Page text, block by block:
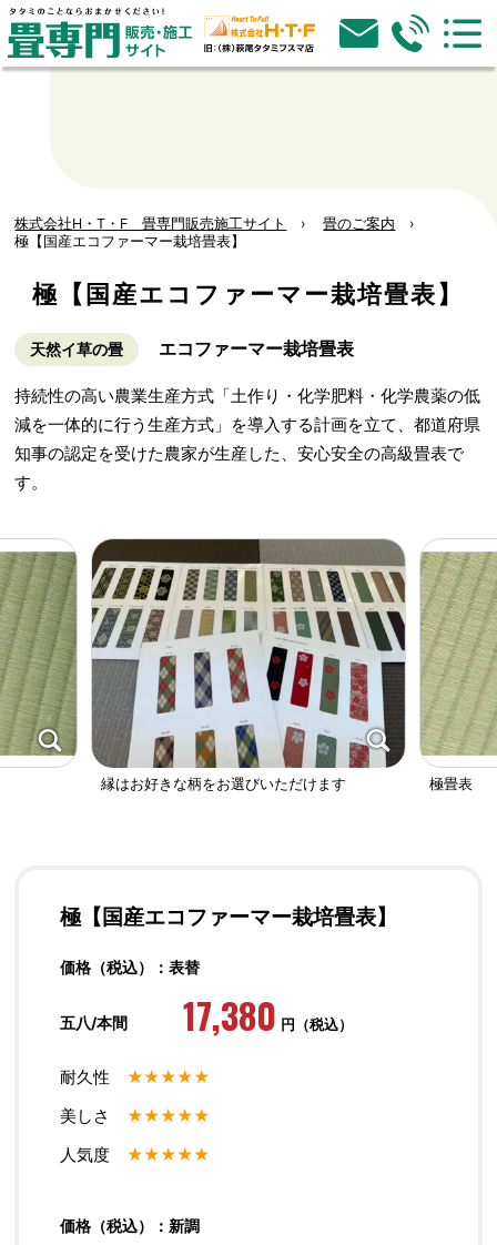
株式会社H・T・F 畳専門販売施工サイト
畳のご案内
極【国産エコファーマー栽培畳表】
極【国産エコファーマー栽培畳表】
天然イ草の畳 エコファーマー栽培畳表
持続性の高い農業生産方式「土作り・化学肥料・化学農薬の低
減を一体的に行う生産方式」を導入する計画を立て、都道府県
知事の認定を受けた農家が生産した、安心安全の高級畳表で
す。
縁はお好きな柄をお選びいただけます 極畳表
極【国産エコファーマー栽培畳表】
価格（税込）：表替
五八/本間 17,380 円（税込）
耐久性 ★★★★★
美しさ ★★★★★
人気度 ★★★★★
価格（税込）：新調